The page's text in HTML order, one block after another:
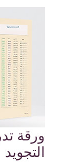
ورقة
التجويد